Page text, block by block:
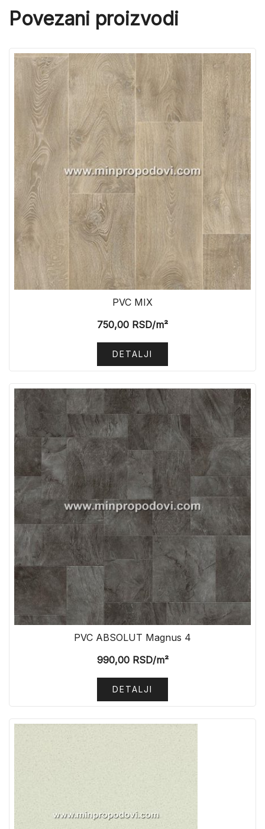
Povezani proizvodi
PVC MIX
750,00 RSD/m²
DETALJI
PVC ABSOLUT Magnus 4
990,00RSD/m²
DETALJI